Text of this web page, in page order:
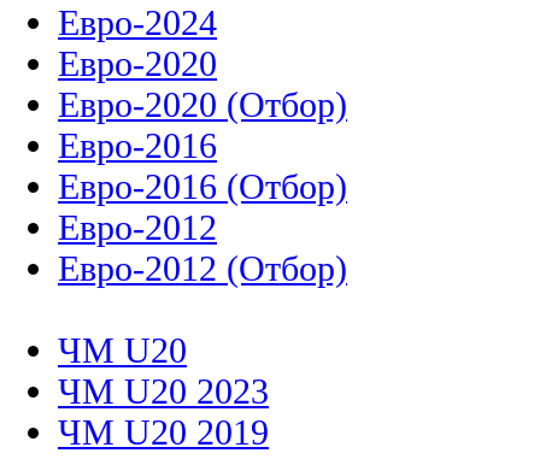
Евро-2024
Евро-2020
Евро-2020 (Отбор)
Евро-2016
Евро-2016 (Отбор)
Евро-2012
Евро-2012 (Отбор)
ЧМ U20
ЧМ U20 2023
ЧМ U20 2019